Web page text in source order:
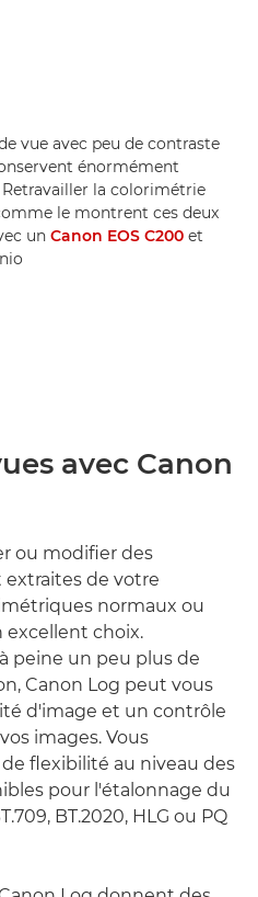
vue avec peu de contraste
énormément
la colorimétrie
le montrent ces deux
un Canon EOS C200 et
avec Canon
ou modifier des
de votre
normaux ou
excellent choix.
peine un peu plus de
Canon Log peut vous
d'image et un contrôle
images. Vous
flexibilité au niveau des
pour l'étalonnage du
BT.2020, HLG ou PQ